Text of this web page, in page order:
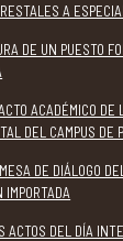
A
DE UN PUESTO
ACADÉMICO
DEL CAMPUS DE
DE DIÁLOGO
IMPORTADA
ACTOS DEL DÍA